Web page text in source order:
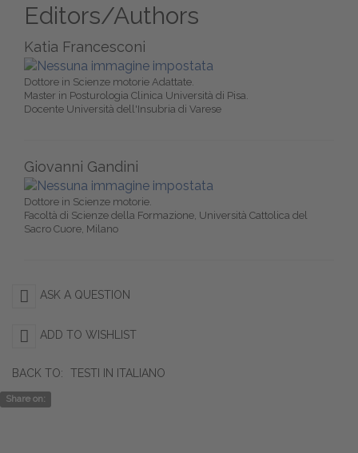
Editors/Authors
Katia Francesconi
Dottore in Scienze motorie Adattate.
Master in Posturologia Clinica Università di Pisa.
Docente Università dell'Insubria di Varese
Giovanni Gandini
Dottore in Scienze motorie.
Facoltà di Scienze della Formazione, Università Cattolica del
Sacro Cuore, Milano
ASK A QUESTION
ADD TO WISHLIST
BACK TO: TESTI IN ITALIANO
Share on: